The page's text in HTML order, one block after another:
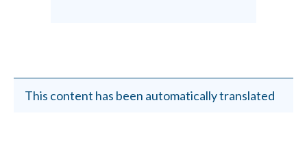
This content has been automatically translated